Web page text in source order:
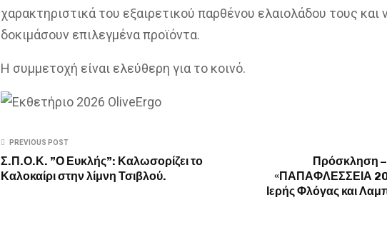
χαρακτηριστικά του εξαιρετικού παρθένου ελαιολάδου τους και
δοκιμάσουν επιλεγμένα προϊόντα.
Η συμμετοχή είναι ελεύθερη για το κοινό.
PREVIOUS POST
Σ.Π.Ο.Κ. ”Ο Ευκλής”: Καλωσορίζει το
Καλοκαίρι στην λίμνη Τσιβλού.
Πρόσκληση
«ΠΑΠΑΦΛΕΣΣΕΙΑ
Ιερής Φλόγας και